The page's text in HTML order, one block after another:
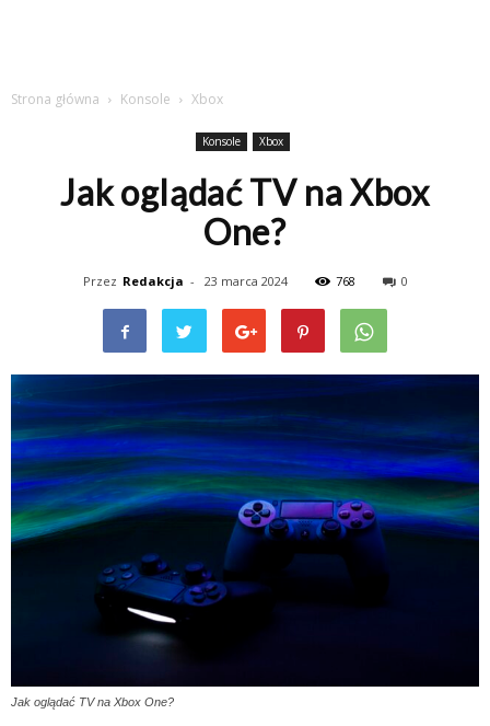
Strona główna Konsole Xbox
Konsole Xbox
Jak oglądać TV na Xbox
One?
Przez Redakcja - 23 marca 2024 768 0
Jak oglądać TV na Xbox One?